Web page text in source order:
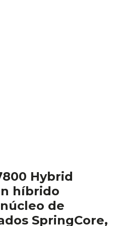
Hybrid
híbrido
de
SpringCore,